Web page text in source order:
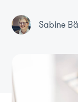
Karriere
Über Uns
Sabine